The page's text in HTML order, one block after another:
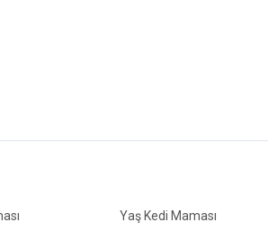
Yaş Kedi Maması